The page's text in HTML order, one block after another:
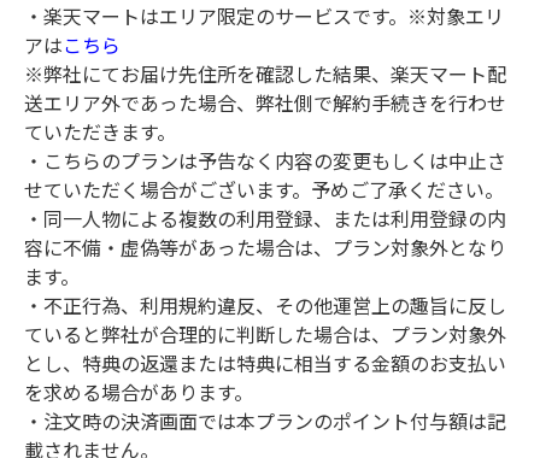
・楽天マートはエリア限定のサービスです。※対象エリ
アはこちら
※弊社にてお届け先住所を確認した結果、楽天マート配
送エリア外であった場合、弊社側で解約手続きを行わせ
ていただきます。
・こちらのプランは予告なく内容の変更もしくは中止さ
せていただく場合がございます。予めご了承ください。
・同一人物による複数の利用登録、または利用登録の内
容に不備・虚偽等があった場合は、プラン対象外となり
ます。
・不正行為、利用規約違反、その他運営上の趣旨に反し
ていると弊社が合理的に判断した場合は、プラン対象外
とし、特典の返還または特典に相当する金額のお支払い
を求める場合があります。
・注文時の決済画面では本プランのポイント付与額は記
載されません。